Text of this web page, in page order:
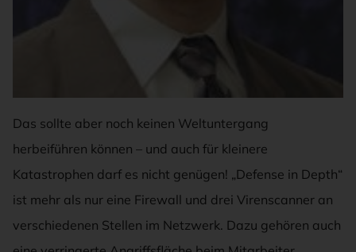
Das sollte aber noch keinen Weltuntergang
herbeiführen können – und auch für kleinere
Katastrophen darf es nicht genügen! „Defense in Depth“
ist mehr als nur eine Firewall und drei Virenscanner an
verschiedenen Stellen im Netzwerk. Dazu gehören auch